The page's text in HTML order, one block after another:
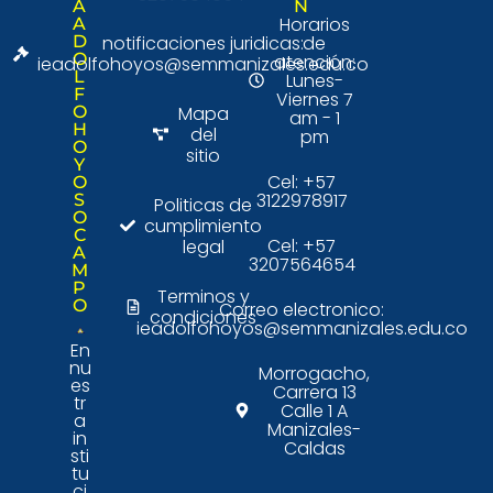
A
A
D
O
L
F
O
H
O
Y
O
S
O
C
A
M
P
O
En
nu
es
tr
a
in
sti
tu
notificaciones juridicas:
ieadolfohoyos@semmanizales.edu.co
Mapa
del
sitio
Politicas de
cumplimiento
legal
Terminos y
condiciones
N
Horarios
de
atención:
Lunes-
Viernes 7
am - 1
pm
Cel: +57
3122978917
Cel: +57
3207564654
Correo electronico:
ieadolfohoyos@semmanizales.edu.co
Morrogacho,
Carrera 13
Calle 1 A
Manizales-
Caldas